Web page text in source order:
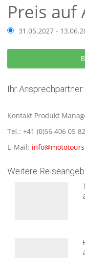
Preis auf
31.05.2027 -
Ihr Ansprechpartner:
Kontakt Produkt
Tel.: +41 (0)56 406 05 82
E-Mail:
Weitere